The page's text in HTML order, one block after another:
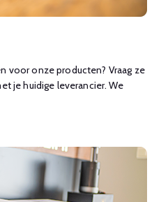
voor onze producten? Vraag ze
je huidige leverancier. We